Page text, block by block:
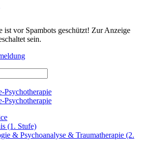
ist vor Spambots geschützt! Zur Anzeige
sein.
(1. Stufe)
& Psychoanalyse & Traumatherapie (2.